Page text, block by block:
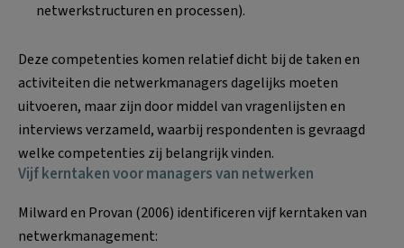
netwerkstructuren en processen).
Deze competenties komen relatief dicht bij de taken en
activiteiten die netwerkmanagers dagelijks moeten
uitvoeren, maar zijn door middel van vragenlijsten en
interviews verzameld, waarbij respondenten is gevraagd
welke competenties zij belangrijk vinden.
Vijf kerntaken voor managers van netwerken
Milward en Provan (2006) identificeren vijf kerntaken van
netwerkmanagement: